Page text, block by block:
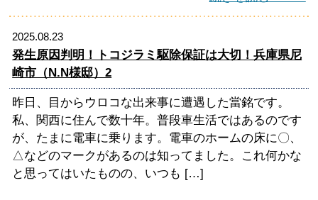
2025.08.23
発生原因判明！トコジラミ駆除保証は大切！兵庫県尼
崎市（N.N様邸）2
昨日、目からウロコな出来事に遭遇した當銘です。
私、関西に住んで数十年。普段車生活ではあるのです
が、たまに電車に乗ります。電車のホームの床に〇、
△などのマークがあるのは知ってました。これ何かな
と思ってはいたものの、いつも […]